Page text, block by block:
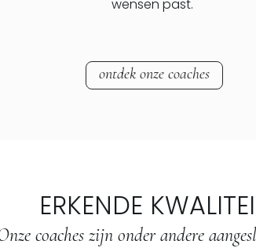
wensen past.
ontdek onze coaches
ERKENDE
coaches zijn onder andere